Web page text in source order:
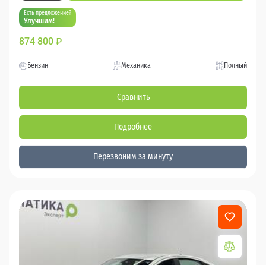
Есть предложение?
Улучшим!
874 800 ₽
Бензин Механика Полный
Сравнить
Подробнее
Перезвоним за минуту